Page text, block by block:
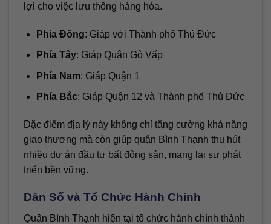
lợi cho việc lưu thông hàng hóa.
Phía Đông: Giáp với Thành phố Thủ Đức
Phía Tây: Giáp Quận Gò Vấp
Phía Nam: Giáp Quận 1
Phía Bắc: Giáp Quận 12 và Thành phố Thủ Đức
Đặc điểm địa lý này không chỉ tăng cường khả năng
giao thương mà còn giúp quận Bình Thạnh thu hút
nhiều dự án đầu tư bất động sản, mang lại sự phát
triển bền vững.
Dân Số và Tổ Chức Hành Chính
Quận Bình Thạnh hiện tại tổ chức hành chính thành